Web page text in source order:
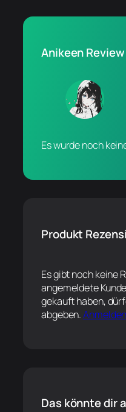
Anikeen Review
Es wurde noch
Produkt
Es gibt noch keine
angemeldete
gekauft haben,
abgeben.Anmelden
Das könnte dir